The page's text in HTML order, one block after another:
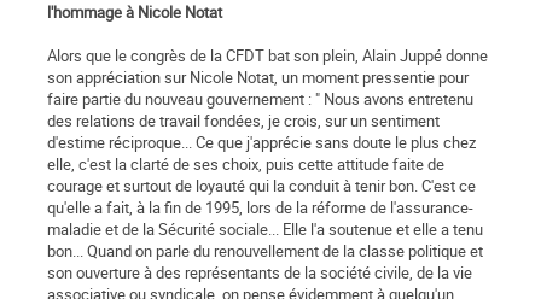
l'hommage à Nicole Notat
Alors que le congrès de la CFDT bat son plein, Alain Juppé donne
son appréciation sur Nicole Notat, un moment pressentie pour
faire partie du nouveau gouvernement : " Nous avons entretenu
des relations de travail fondées, je crois, sur un sentiment
d'estime réciproque... Ce que j'apprécie sans doute le plus chez
elle, c'est la clarté de ses choix, puis cette attitude faite de
courage et surtout de loyauté qui la conduit à tenir bon. C'est ce
qu'elle a fait, à la fin de 1995, lors de la réforme de l'assurance-
maladie et de la Sécurité sociale... Elle l'a soutenue et elle a tenu
bon... Quand on parle du renouvellement de la classe politique et
son ouverture à des représentants de la société civile, de la vie
associative ou syndicale, on pense évidemment à quelqu'un